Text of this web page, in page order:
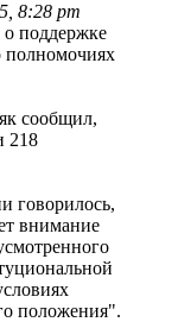
8:28 pm
о поддержке
полномочиях
сообщил,
218
говорилось,
внимание
положения".